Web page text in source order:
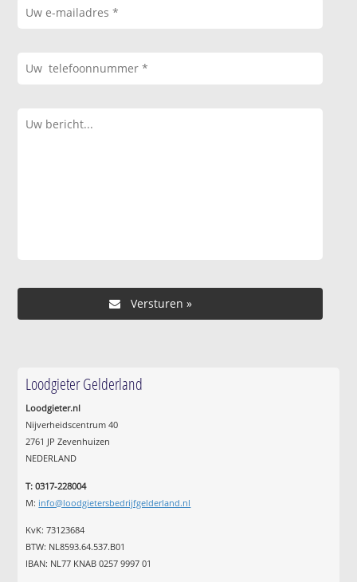
Loodgieter Gelderland
Loodgieter.nl
Nijverheidscentrum 40
2761 JP Zevenhuizen
NEDERLAND
T: 0317-228004
M: info@loodgietersbedrijfgelderland.nl
KvK: 73123684
BTW: NL8593.64.537.B01
IBAN: NL77 KNAB 0257 9997 01